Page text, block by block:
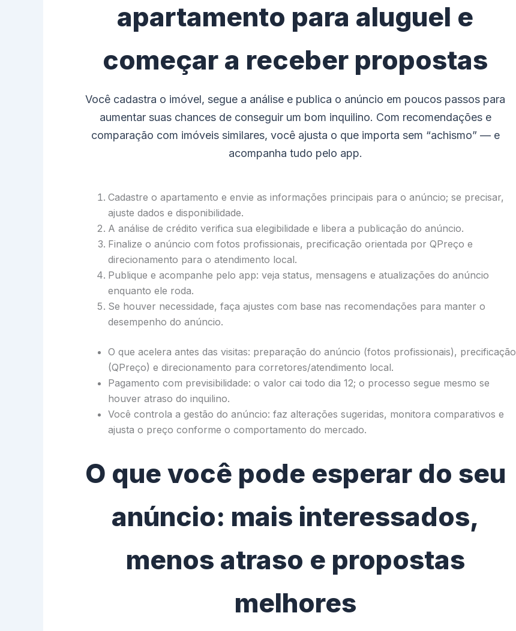
apartamento para aluguel e
começar a receber propostas
Você cadastra o imóvel, segue a análise e publica o anúncio em poucos passos para
aumentar suas chances de conseguir um bom inquilino. Com recomendações e
comparação com imóveis similares, você ajusta o que importa sem “achismo” — e
acompanha tudo pelo app.
Cadastre o apartamento e envie as informações principais para o anúncio; se precisar,
ajuste dados e disponibilidade.
A análise de crédito verifica sua elegibilidade e libera a publicação do anúncio.
Finalize o anúncio com fotos profissionais, precificação orientada por QPreço e
direcionamento para o atendimento local.
Publique e acompanhe pelo app: veja status, mensagens e atualizações do anúncio
enquanto ele roda.
Se houver necessidade, faça ajustes com base nas recomendações para manter o
desempenho do anúncio.
O que acelera antes das visitas: preparação do anúncio (fotos profissionais), precificação
(QPreço) e direcionamento para corretores/atendimento local.
Pagamento com previsibilidade: o valor cai todo dia 12; o processo segue mesmo se
houver atraso do inquilino.
Você controla a gestão do anúncio: faz alterações sugeridas, monitora comparativos e
ajusta o preço conforme o comportamento do mercado.
O que você pode esperar do seu
anúncio: mais interessados,
menos atraso e propostas
melhores